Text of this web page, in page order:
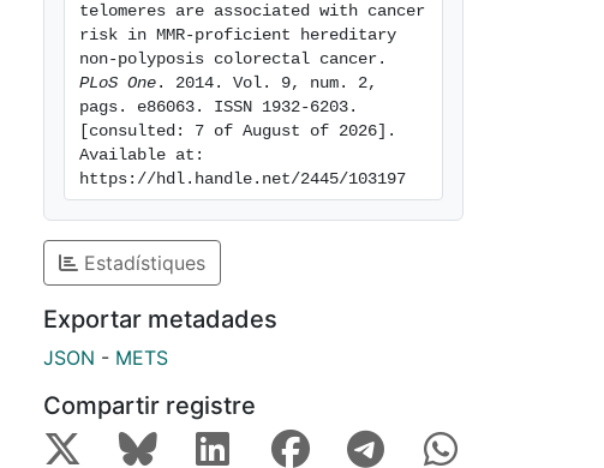
telomeres are associated with cancer
risk in MMR-proficient hereditary
PLoS One . 2014. Vol. 9, num. 2,
pags. e86063. ISSN 1932-6203.
[consulted: 7 of August of 2026].
Available at:
https://hdl.handle.net/2445/103197
Estadístiques
Exportar metadades
JSON - METS
Compartir registre